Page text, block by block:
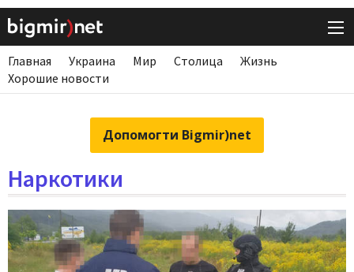
Главная Украина Мир Столица
Жизнь
Хорошие новости
Допомогти Bigmir)net
Наркотики